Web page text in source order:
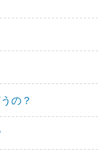
の？